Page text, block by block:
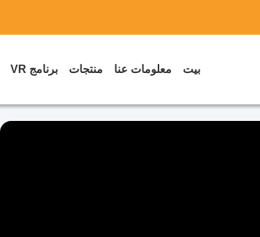
بيت معلومات عنا منتجات برنامج VR